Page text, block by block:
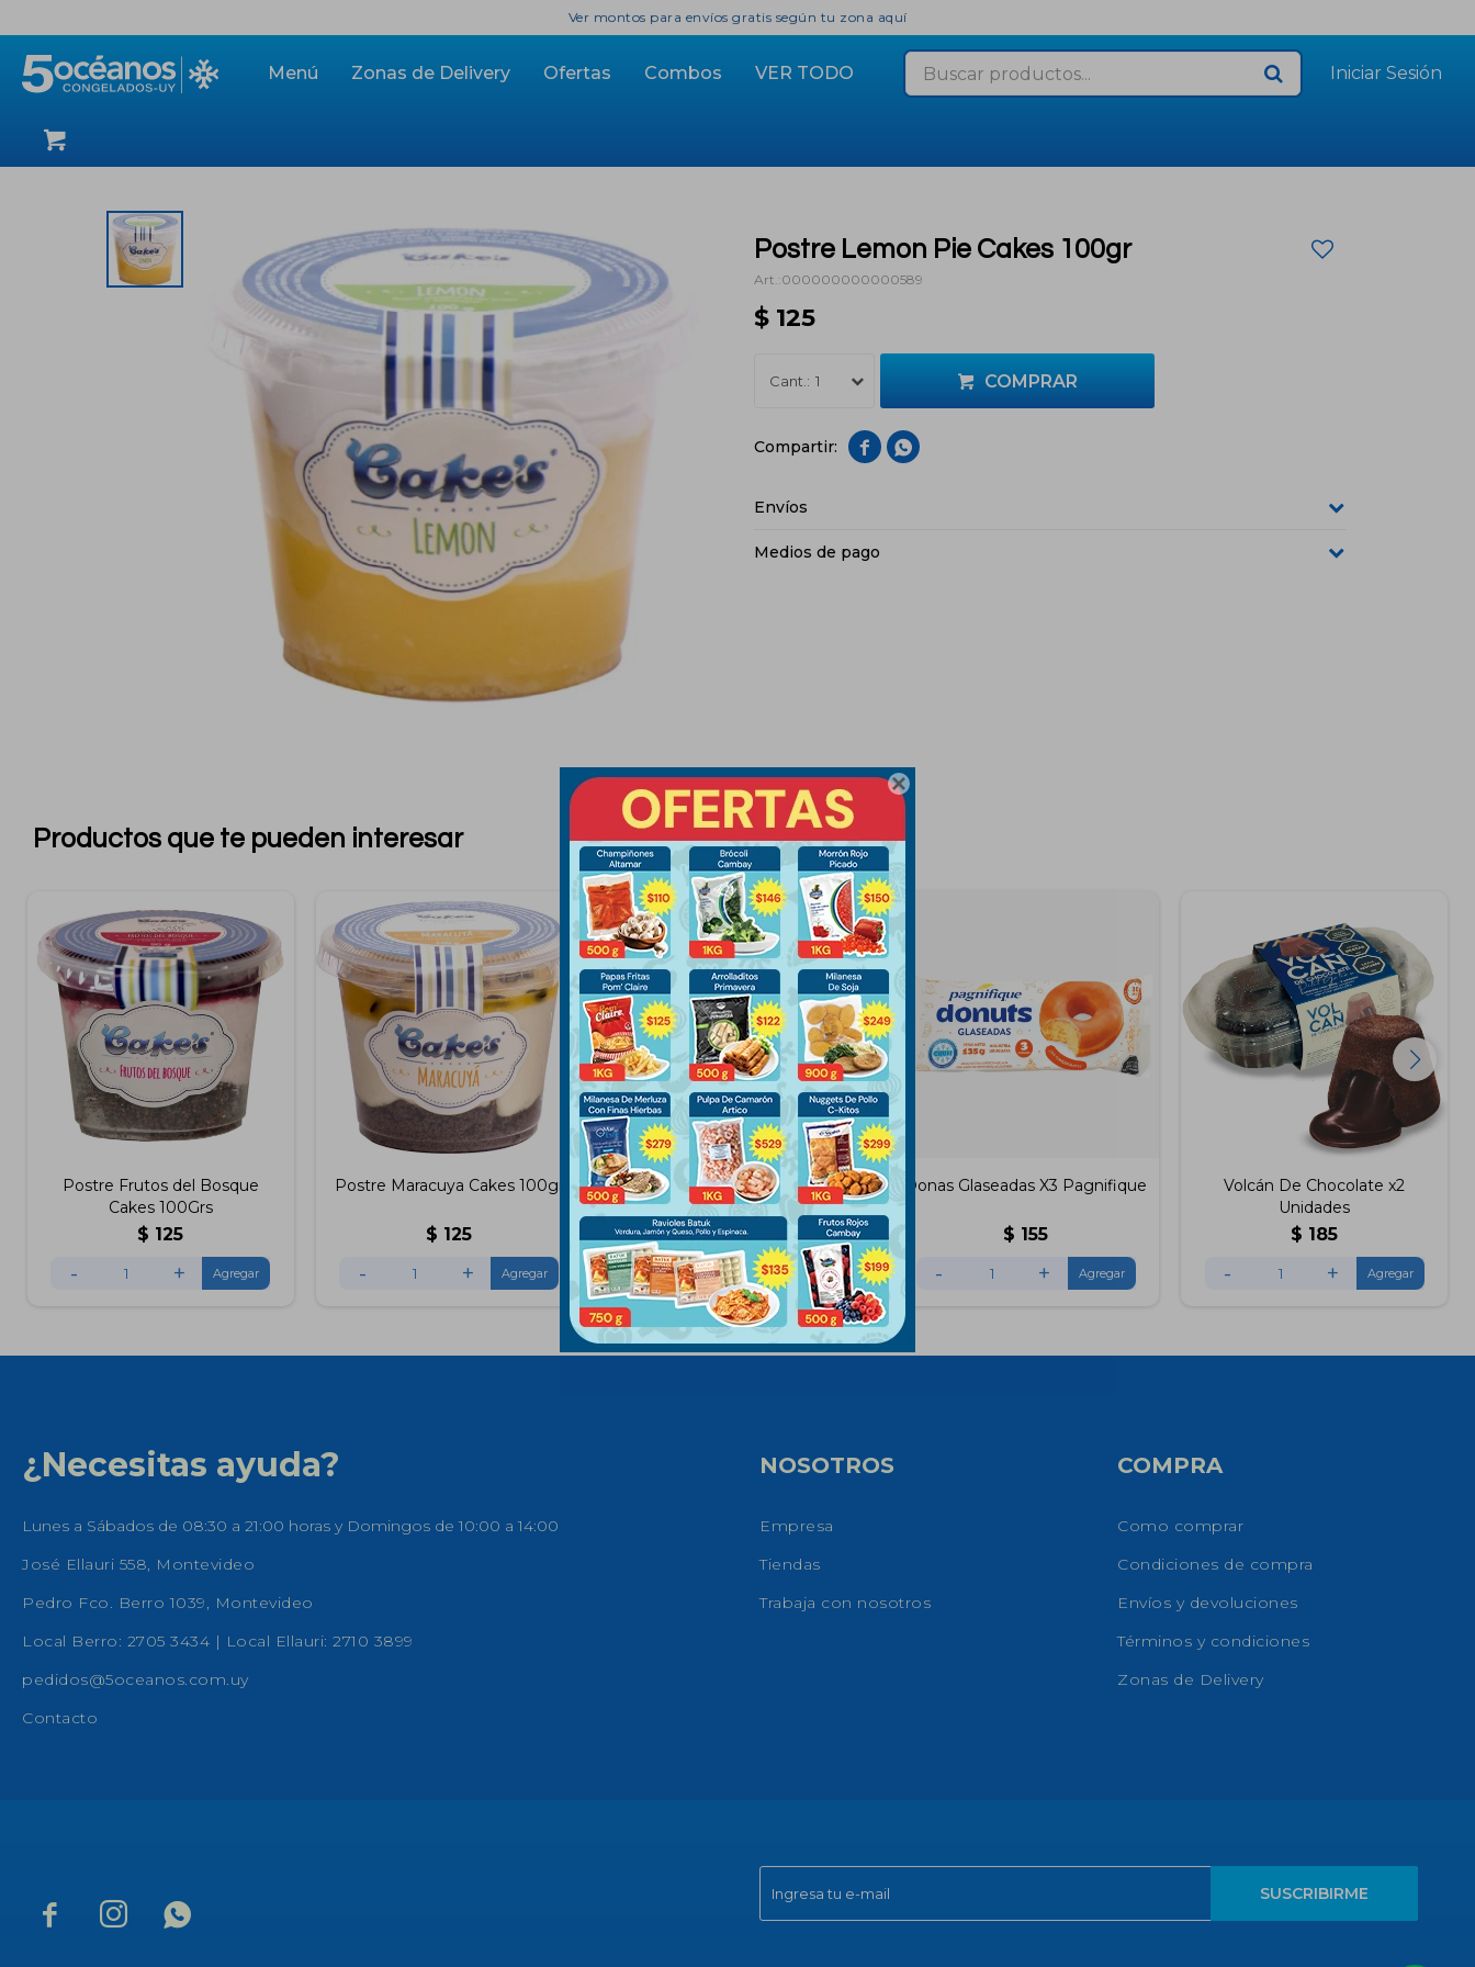

Menú Zonas de Delivery Ofertas Combos VER TODO
Ver montos para envíos gratis según tu zona aquí
Postre Lemon Pie Cakes 100gr
000000000000589
$ 125
1 COMPRAR
 
Envíos
Medios de pago
Productos que te pueden interesar
Postre Frutos del Bosque
Cakes 100Grs
$ 125
- +
Postre Maracuya Cakes 100gr
$ 125
- +
Postre Diamantita 100 Gramos
$ 125
- +
Donas Glaseadas X3 Pagnifique
$ 155
- +
Volcán De Chocolate x2
Unidades
$ 185
- +
  
SUSCRIBIRME
¿Necesitas ayuda?
Lunes a Sábados de 08:30 a 21:00 horas y Domingos de 10:00 a 14:00
José Ellauri 558, Montevideo
Pedro Fco. Berro 1039, Montevideo
Local Berro: 2705 3434 | Local Ellauri: 2710 3899
pedidos@5oceanos.com.uy
Contacto
NOSOTROS
Empresa
Tiendas
Trabaja con nosotros
COMPRA
Como comprar
Condiciones de compra
Envíos y devoluciones
Términos y condiciones
Zonas de Delivery